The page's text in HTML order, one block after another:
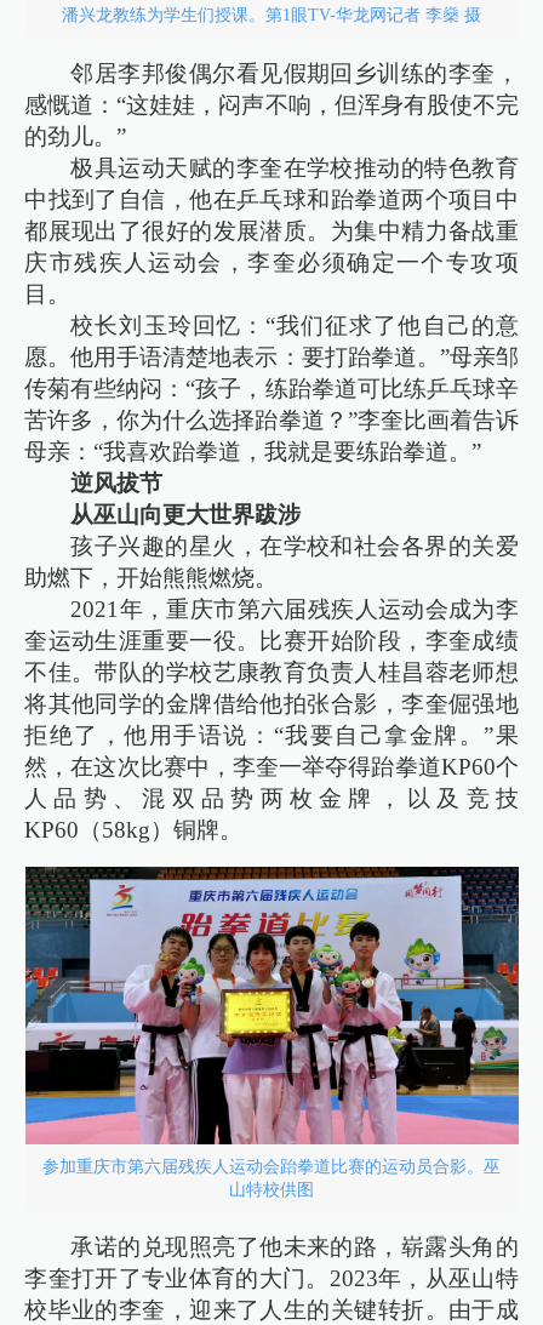
潘兴龙教练为学生们授课。第1眼TV-华龙网记者 李燊 摄
邻居李邦俊偶尔看见假期回乡训练的李奎，
感慨道：“这娃娃，闷声不响，但浑身有股使不完
的劲儿。”
极具运动天赋的李奎在学校推动的特色教育
中找到了自信，他在乒乓球和跆拳道两个项目中
都展现出了很好的发展潜质。为集中精力备战重
庆市残疾人运动会，李奎必须确定一个专攻项
目。
校长刘玉玲回忆：“我们征求了他自己的意
愿。他用手语清楚地表示：要打跆拳道。”母亲邹
传菊有些纳闷：“孩子，练跆拳道可比练乒乓球辛
苦许多，你为什么选择跆拳道？”李奎比画着告诉
母亲：“我喜欢跆拳道，我就是要练跆拳道。”
逆风拔节
从巫山向更大世界跋涉
孩子兴趣的星火，在学校和社会各界的关爱
助燃下，开始熊熊燃烧。
2021年，重庆市第六届残疾人运动会成为李
奎运动生涯重要一役。比赛开始阶段，李奎成绩
不佳。带队的学校艺康教育负责人桂昌蓉老师想
将其他同学的金牌借给他拍张合影，李奎倔强地
拒绝了，他用手语说：“我要自己拿金牌。”果
然，在这次比赛中，李奎一举夺得跆拳道KP60个
人品势、混双品势两枚金牌，以及竞技
KP60（58kg）铜牌。
参加重庆市第六届残疾人运动会跆拳道比赛的运动员合影。巫
山特校供图
承诺的兑现照亮了他未来的路，崭露头角的
李奎打开了专业体育的大门。2023年，从巫山特
校毕业的李奎，迎来了人生的关键转折。由于成